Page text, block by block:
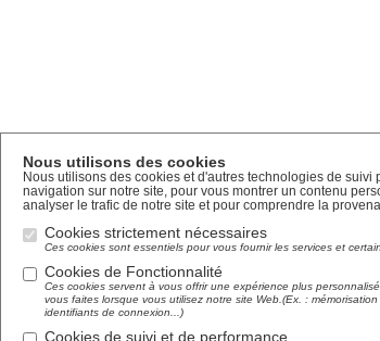
Nous utilisons des cookies
Nous utilisons des cookies et d'autres technologies de
navigation sur notre site, pour vous montrer un contenu
analyser le trafic de notre site et pour comprendre la
Cookies strictement nécessaires
Ces cookies sont essentiels pour vous fournir les services et
Cookies de Fonctionnalité
Ces cookies servent à vous offrir une expérience plus
vous faites lorsque vous utilisez notre site Web.(Ex. :
identifiants de connexion...)
Cookies de suivi et de performance